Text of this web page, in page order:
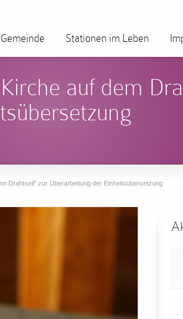
Gemeinde Stationen im Leben
auf dem
Drahtseil“ zur Überarbeitung der Einheitsübersetzung